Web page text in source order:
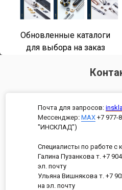
Обновленные каталоги
для выбора на заказ
Почта для запросов:
Мессенджер: MAX +7 977-
"ИНСКЛАД")
Специалисты по работе с
Галина Пузанкова т. +7
эл. почту
Ульяна Вишнякова т. +7
на эл. почту